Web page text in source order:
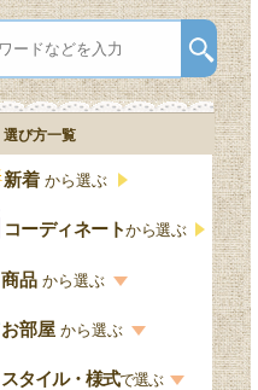
選び方一覧
新着 から選ぶ
コーディネートから選ぶ
商品 から選ぶ
商品一覧を見る
収納家具
お部屋 から選ぶ
お部屋から選ぶ一覧
スタイル・様式で選ぶ